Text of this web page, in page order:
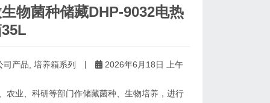
物菌种储藏DHP-9032电热
司产品 培养箱系列 |
2026年6月18日 上午
农业、科研等部门作储藏菌种、生物培养，进行